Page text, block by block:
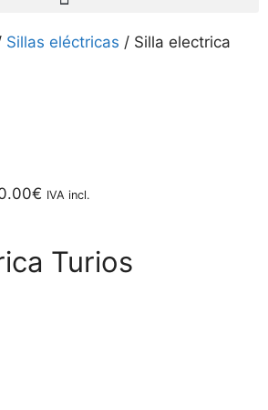
Sillas eléctricas / Silla electrica
€ IVA incl.
Turios